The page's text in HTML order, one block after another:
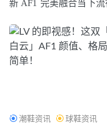
新 AF1 完美融合当下流
潮鞋资讯 球鞋资讯